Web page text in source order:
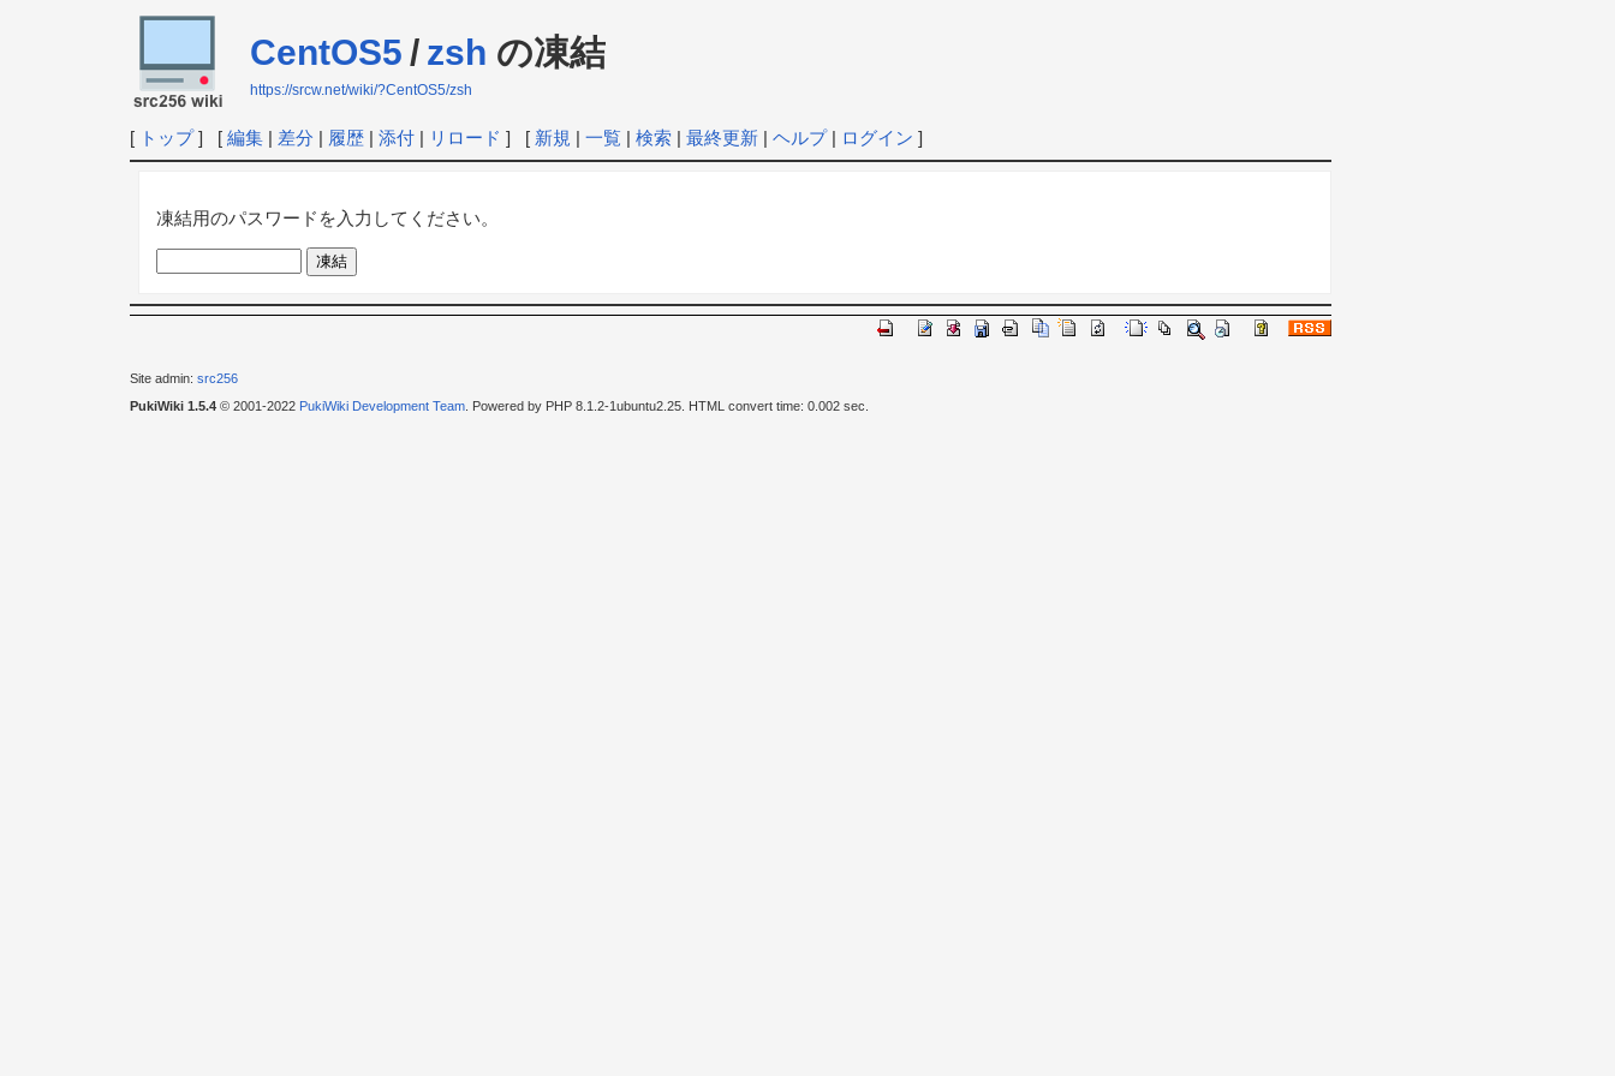
CentOS5 / zsh の凍結
https://srcw.net/wiki/?CentOS5/zsh
[ トップ] [ 編集| 差分 | 履歴| 添付| リロード ] [ 新規 | 一覧| 検索| 最終更新| ヘルプ| ログイン ]
凍結用のパスワードを入力してください。
Site admin: src256
PukiWiki 1.5.4© 2001-2022 PukiWiki Development Team. Powered by PHP 8.1.2-1ubuntu2.25. HTML convert time: 0.002 sec.